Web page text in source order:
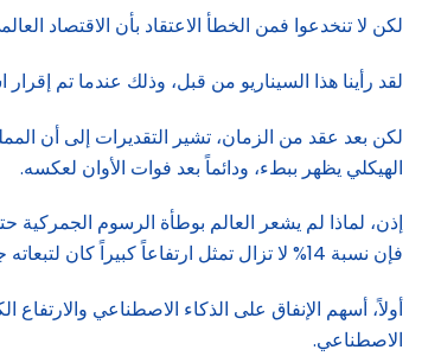
لكن لا تنخدعوا فمن الخطأ الاعتقاد بأن الاقتصاد
لقد رأينا هذا السيناريو من قبل، وذلك عندما تم
الهيكلي يظهر ببطء، ودائماً بعد فوات الأوان لعكسه.
إذن، لماذا لم يشعر العالم بوطأة الرسوم الجمركية
فإن نسبة 14% لا تزال تمثل ارتفاعاً كبيراً كان لتبعاته جانبان معاكسان:
أولاً، أسهم الإنفاق على الذكاء الاصطناعي
الاصطناعي.